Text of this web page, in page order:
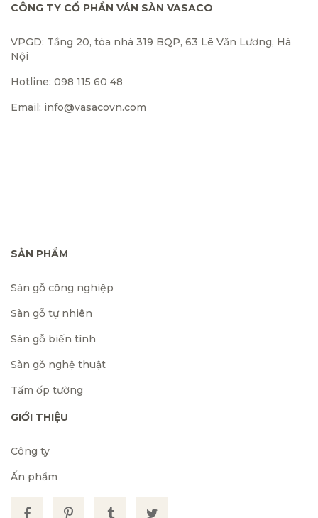
CÔNG TY CỔ PHẦN VÁN SÀN VASACO
VPGD: Tầng 20, tòa nhà 319 BQP, 63 Lê Văn Lương, Hà
Nội
Hotline: 098 115 60 48
Email: info@vasacovn.com
SẢN PHẨM
Sàn gỗ công nghiệp
Sàn gỗ tự nhiên
Sàn gỗ biến tính
Sàn gỗ nghệ thuật
Tấm ốp tường
GIỚI THIỆU
Công ty
Ấn phẩm